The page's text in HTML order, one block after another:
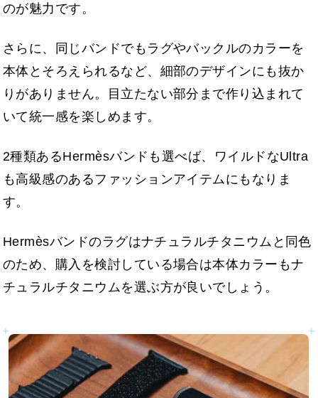
のが魅力です。
さらに、同じバンドでもラグやバックルのカラーを
本体とそろえられるなど、細部のデザインにも抜か
りがありません。目立たない部分まで作り込まれて
いて統一感を楽しめます。
2種類あるHermèsバンドも選べば、ワイルドなUltra
も高級感のあるファッションアイテムにもなりま
す。
Hermèsバンドのラグはナチュラルチタニウムと同色
のため、購入を検討している場合は本体カラーもナ
チュラルチタニウムを選ぶ方が良いでしょう。